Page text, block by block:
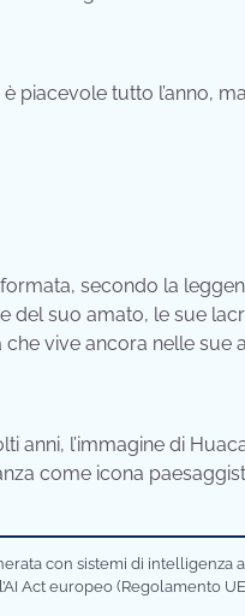
è piacevole tutto l’anno,
formata, secondo la
del suo amato, le sue
vive ancora nelle sue
anni, l’immagine di
come icona
con sistemi di
Act europeo (Regolamento